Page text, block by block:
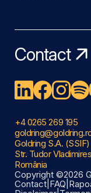
Contact
+4 0265 269 195
Goldring S.A. (SSIF)
Str. Tudor
România
Copyright ©2026
Contact FAQ